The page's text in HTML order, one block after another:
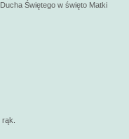
Świętego w święto Matki